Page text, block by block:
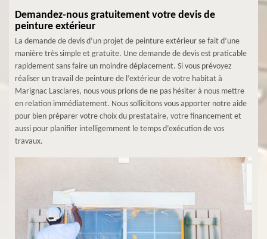
Demandez-nous gratuitement votre devis de
peinture extérieur
La demande de devis d’un projet de peinture extérieur se fait d’une
manière très simple et gratuite. Une demande de devis est praticable
rapidement sans faire un moindre déplacement. Si vous prévoyez
réaliser un travail de peinture de l’extérieur de votre habitat à
Marignac Lasclares, nous vous prions de ne pas hésiter à nous mettre
en relation immédiatement. Nous sollicitons vous apporter notre aide
pour bien préparer votre choix du prestataire, votre financement et
aussi pour planifier intelligemment le temps d’exécution de vos
travaux.